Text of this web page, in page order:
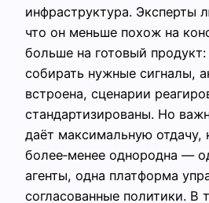
инфраструктура. Эксперты
что он меньше похож на
больше на готовый
собирать нужные сигналы,
встроена, сценарии
стандартизированы. Но
даёт максимальную отдачу,
более‑менее однородна —
агенты, одна платформа
согласованные политики. В